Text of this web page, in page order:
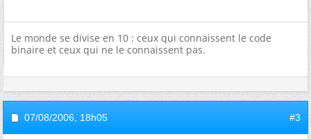
Le monde se divise en 10 : ceux qui connaissent le code
binaire et ceux qui ne le connaissent pas.
07/08/2006, 18h05 #3